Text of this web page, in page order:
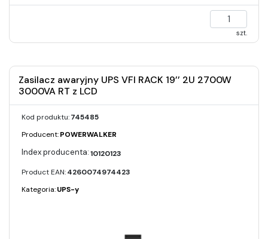
szt.
Zasilacz awaryjny UPS VFI RACK 19’’ 2U 2700W
3000VA RT z LCD
Kod produktu:745485
Producent:POWERWALKER
10120123
Product EAN:4260074974423
Kategoria:UPS-y